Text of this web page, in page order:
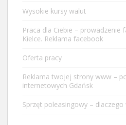
Wysokie kursy walut
Praca dla Ciebie –
Kielce. Reklama facebook
Oferta pracy
Reklama twojej strony www –
internetowych Gdańsk
Sprzęt poleasingowy – dlaczego